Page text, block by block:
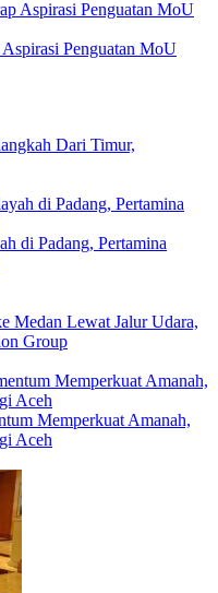
Penguatan MoU
Dari Timur,
di Padang, Pertamina
Medan Lewat Jalur Udara,
Group
Memperkuat Amanah,
Aceh